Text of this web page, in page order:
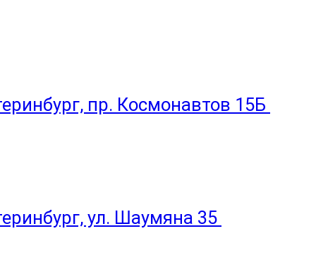
пр. Космонавтов 15Б
ул. Шаумяна 35